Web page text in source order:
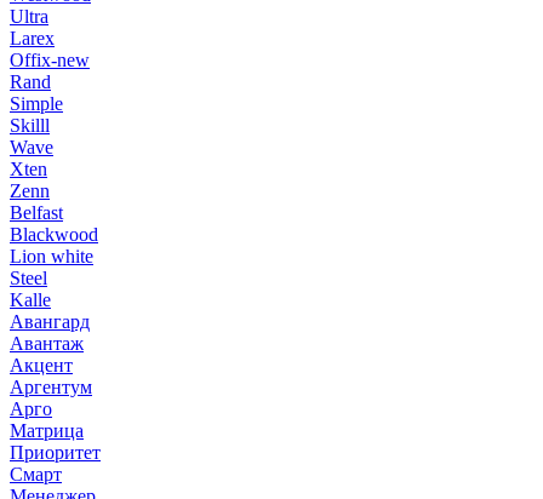
Ultra
Larex
Offix-new
Rand
Simple
Skilll
Wave
Xten
Zenn
Belfast
Blackwood
Lion white
Steel
Kalle
Авангард
Авантаж
Акцент
Аргентум
Арго
Матрица
Приоритет
Смарт